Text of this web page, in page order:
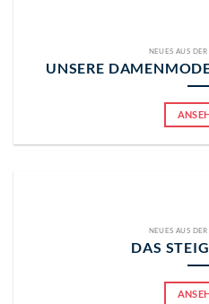
NEUES AUS
UNSERE
NEUES AUS
DAS